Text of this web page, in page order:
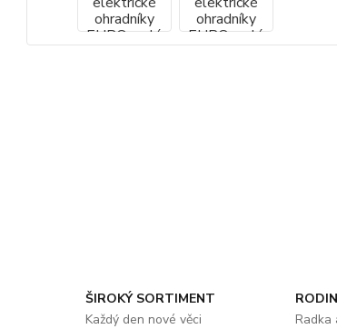
ŠIROKÝ SORTIMENT
Každý den nové věci
Radka